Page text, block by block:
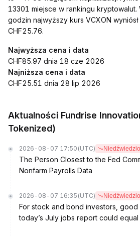
13301 miejsce w rankingu
godzin najwyższy kurs VCXON
CHF25.76.
Najwyższa cena i data
CHF85.97 dnia 18 cze 2026
Najniższa cena i data
CHF25.51 dnia 28 lip 2026
Aktualności Fundrise
Tokenized)
2026-08-07 17:50 (UTC) Niedźwiedzio
The Person Closest to the Fed
Nonfarm Payrolls Data
2026-08-07 16:35 (UTC) Niedźwiedzio
For stock and bond investors, good
today’s July jobs report could